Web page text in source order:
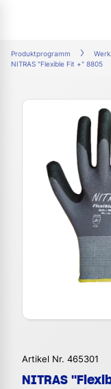
Produktprogramm
NITRAS "Flexible Fit +" 8805
Artikel Nr. 465301
NITRAS